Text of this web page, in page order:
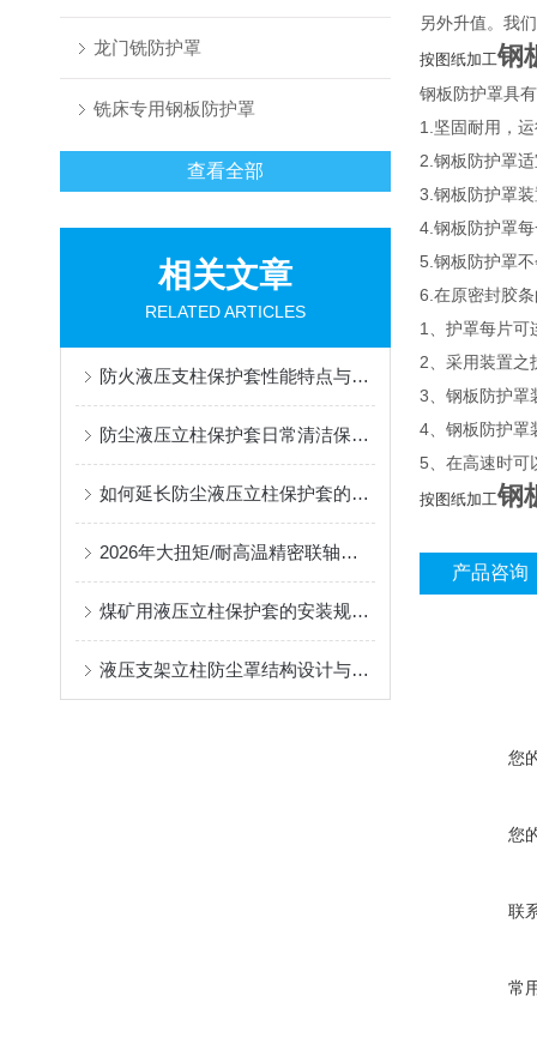
龙门铣防护罩
铣床专用钢板防护罩
查看全部
相关文章
RELATED ARTICLES
防火液压支柱保护套性能特点与阻燃防护应用
防尘液压立柱保护套日常清洁保养与更换规范
如何延长防尘液压立柱保护套的使用寿命？
2026年大扭矩/耐高温精密联轴器定制找哪家？能实现精准定制的优质厂家盘点
煤矿用液压立柱保护套的安装规范与使用寿命提升方案
液压支架立柱防尘罩结构设计与密封防护原理
另外升值。我
按图纸加工钢
钢板防护罩具
1.坚固耐用，
2.钢板防护罩
3.钢板防护罩
4.钢板防护罩
5.钢板防护罩
6.在原密封胶
1、护罩每片可
2、采用装置之
3、钢板防护罩
4、钢板防护罩
5、在高速时可
按图纸加工钢
产品咨询
您
您
联
常